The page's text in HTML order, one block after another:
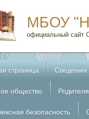
МБОУ
официальный сайт
страница Сведения
общество
безопасность